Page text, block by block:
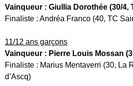
Vainqueur : Giullia Dorothée (30/4,
Finaliste : Andréa Franco (40, TC
11/12 ans garçons
Vainqueur : Pierre Louis Mossan
Finaliste : Marius Mentaverri (30, La
d’Ascq)